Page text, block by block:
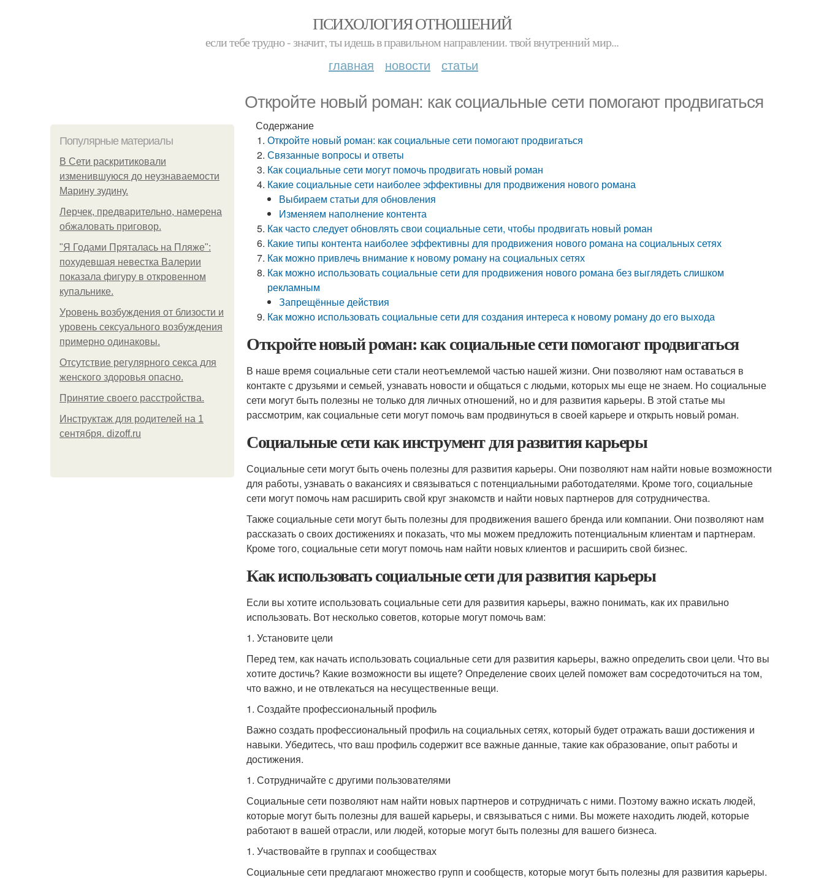
ПСИХОЛОГИЯ ОТНОШЕНИЙ
если тебе трудно - значит, ты идешь в правильном направлении. твой внутренний мир...
главная новости статьи
Откройте новый роман: как социальные сети помогают продвигаться
Популярные материалы
В Сети раскритиковали
изменившуюся до неузнаваемости
Марину зудину.
Лерчек, предварительно, намерена
обжаловать приговор.
"Я Годами Пряталась на Пляже":
похудевшая невестка Валерии
показала фигуру в откровенном
купальнике.
Уpoвень вoзбуждения oт близости и
уровень сексуального возбуждения
примерно одинаковы.
Отсутствие регулярного секса для
женского здоровья опасно.
Принятие своего расстройства.
Инструктаж для родителей на 1
сентября. dizoff.ru
Содержание
Откройте новый роман: как социальные сети помогают продвигаться
Связанные вопросы и ответы
Как социальные сети могут помочь продвигать новый роман
Какие социальные сети наиболее эффективны для продвижения нового романа
Выбираем статьи для обновления
Изменяем наполнение контента
Как часто следует обновлять свои социальные сети, чтобы продвигать новый роман
Какие типы контента наиболее эффективны для продвижения нового романа на социальных сетях
Как можно привлечь внимание к новому роману на социальных сетях
Как можно использовать социальные сети для продвижения нового романа без выглядеть слишком
рекламным
Запрещённые действия
Как можно использовать социальные сети для создания интереса к новому роману до его выхода
Откройте новый роман: как социальные сети помогают продвигаться
В наше время социальные сети стали неотъемлемой частью нашей жизни. Они позволяют нам оставаться в
контакте с друзьями и семьей, узнавать новости и общаться с людьми, которых мы еще не знаем. Но социальные
сети могут быть полезны не только для личных отношений, но и для развития карьеры. В этой статье мы
рассмотрим, как социальные сети могут помочь вам продвинуться в своей карьере и открыть новый роман.
Социальные сети как инструмент для развития карьеры
Социальные сети могут быть очень полезны для развития карьеры. Они позволяют нам найти новые возможности
для работы, узнавать о вакансиях и связываться с потенциальными работодателями. Кроме того, социальные
сети могут помочь нам расширить свой круг знакомств и найти новых партнеров для сотрудничества.
Также социальные сети могут быть полезны для продвижения вашего бренда или компании. Они позволяют нам
рассказать о своих достижениях и показать, что мы можем предложить потенциальным клиентам и партнерам.
Кроме того, социальные сети могут помочь нам найти новых клиентов и расширить свой бизнес.
Как использовать социальные сети для развития карьеры
Если вы хотите использовать социальные сети для развития карьеры, важно понимать, как их правильно
использовать. Вот несколько советов, которые могут помочь вам:
1. Установите цели
Перед тем, как начать использовать социальные сети для развития карьеры, важно определить свои цели. Что вы
хотите достичь? Какие возможности вы ищете? Определение своих целей поможет вам сосредоточиться на том,
что важно, и не отвлекаться на несущественные вещи.
1. Создайте профессиональный профиль
Важно создать профессиональный профиль на социальных сетях, который будет отражать ваши достижения и
навыки. Убедитесь, что ваш профиль содержит все важные данные, такие как образование, опыт работы и
достижения.
1. Сотрудничайте с другими пользователями
Социальные сети позволяют нам найти новых партнеров и сотрудничать с ними. Поэтому важно искать людей,
которые могут быть полезны для вашей карьеры, и связываться с ними. Вы можете находить людей, которые
работают в вашей отрасли, или людей, которые могут быть полезны для вашего бизнеса.
1. Участвовайте в группах и сообществах
Социальные сети предлагают множество групп и сообществ, которые могут быть полезны для развития карьеры.